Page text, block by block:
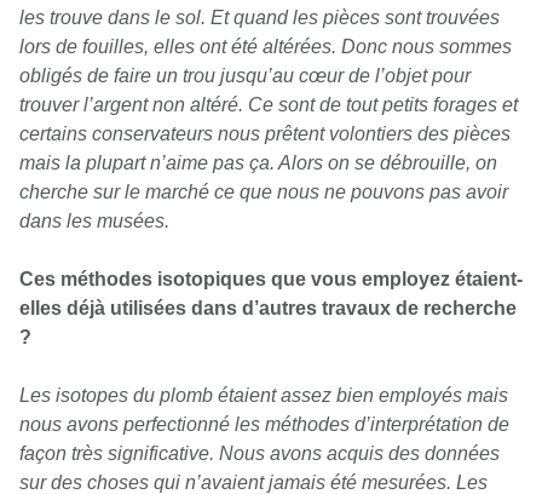
les trouve dans le sol. Et quand les pièces sont trouvées
lors de fouilles, elles ont été altérées. Donc nous sommes
obligés de faire un trou jusqu’au cœur de l’objet pour
trouver l’argent non altéré. Ce sont de tout petits forages et
certains conservateurs nous prêtent volontiers des pièces
mais la plupart n’aime pas ça. Alors on se débrouille, on
cherche sur le marché ce que nous ne pouvons pas avoir
dans les musées.
Ces méthodes isotopiques que vous employez étaient-
elles déjà utilisées dans d’autres travaux de recherche
?
Les isotopes du plomb étaient assez bien employés mais
nous avons perfectionné les méthodes d’interprétation de
façon très significative. Nous avons acquis des données
sur des choses qui n’avaient jamais été mesurées. Les